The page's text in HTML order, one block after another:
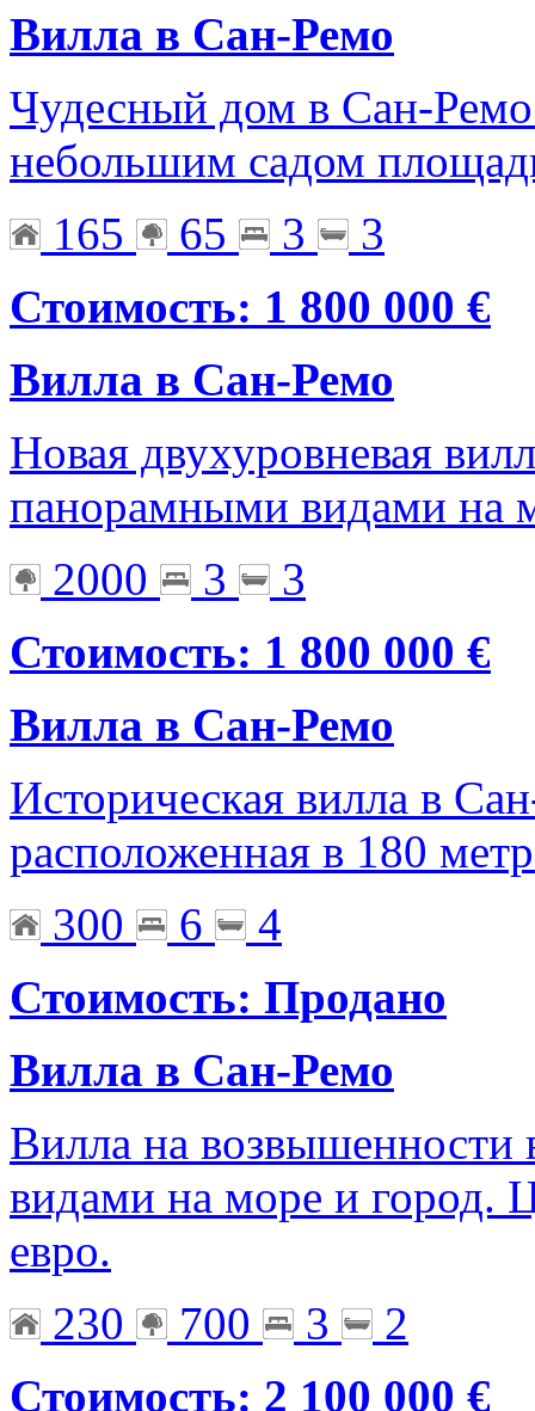
Вилла в Сан-Ремо
Чудесный дом в Сан-
небольшим садом
165
65 3
3
Стоимость: 1 800 000 €
Вилла в Сан-Ремо
Новая двухуровневая
панорамными видами на
2000
3
3
Стоимость: 1 800 000 €
Вилла в Сан-Ремо
Историческая вилла в
расположенная в 180
300
6
4
Стоимость: Продано
Вилла в Сан-Ремо
Вилла на
видами на море и город.
евро.
230
700 3
2
Стоимость: 2 100 000 €